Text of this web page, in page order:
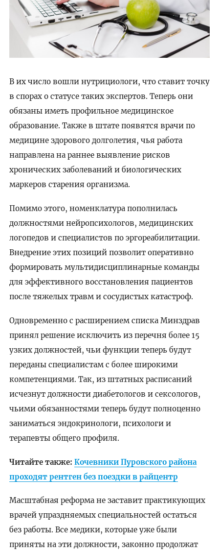
В их число вошли нутрициологи, что ставит точку
в спорах о статусе таких экспертов. Теперь они
обязаны иметь профильное медицинское
образование. Также в штате появятся врачи по
медицине здорового долголетия, чья работа
направлена на раннее выявление рисков
хронических заболеваний и биологических
маркеров старения организма.
Помимо этого, номенклатура пополнилась
должностями нейропсихологов, медицинских
логопедов и специалистов по эргореабилитации.
Внедрение этих позиций позволит оперативно
формировать мультидисциплинарные команды
для эффективного восстановления пациентов
после тяжелых травм и сосудистых катастроф.
Одновременно с расширением списка Минздрав
принял решение исключить из перечня более 15
узких должностей, чьи функции теперь будут
переданы специалистам с более широкими
компетенциями. Так, из штатных расписаний
исчезнут должности диабетологов и сексологов,
чьими обязанностями теперь будут полноценно
заниматься эндокринологи, психологи и
терапевты общего профиля.
Читайте также: Кочевники Пуровского района
проходят рентген без поездки в райцентр
Масштабная реформа не заставит практикующих
врачей упраздняемых специальностей остаться
без работы. Все медики, которые уже были
приняты на эти должности, законно продолжат